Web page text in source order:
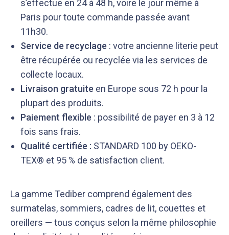
s’effectue en 24 à 48 h, voire le jour même à
Paris pour toute commande passée avant
11h30.
Service de recyclage : votre ancienne literie peut
être récupérée ou recyclée via les services de
collecte locaux.
Livraison gratuite en Europe sous 72 h pour la
plupart des produits.
Paiement flexible : possibilité de payer en 3 à 12
fois sans frais.
Qualité certifiée : STANDARD 100 by OEKO-
TEX® et 95 % de satisfaction client.
La gamme Tediber comprend également des
surmatelas, sommiers, cadres de lit, couettes et
oreillers — tous conçus selon la même philosophie